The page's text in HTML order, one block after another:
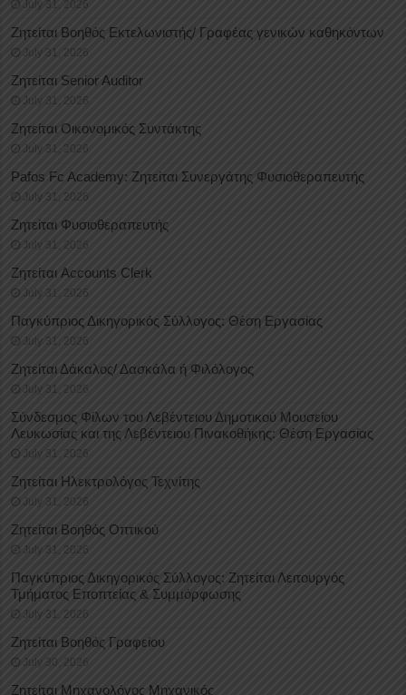
July 31, 2026
Ζητείται Βοηθός Εκτελωνιστής/ Γραφέας γενικών καθηκόντων
July 31, 2026
Ζητείται Senior Auditor
July 31, 2026
Ζητείται Οικονομικός Συντάκτης
July 31, 2026
Pafos Fc Academy: Ζητείται Συνεργάτης Φυσιοθεραπευτής
July 31, 2026
Ζητείται Φυσιοθεραπευτής
July 31, 2026
Ζητείται Accounts Clerk
July 31, 2026
Παγκύπριος Δικηγορικός Σύλλογος: Θέση Εργασίας
July 31, 2026
Ζητείται Δάκαλος/ Δασκάλα ή Φιλόλογος
July 31, 2026
Σύνδεσμος Φίλων του Λεβέντειου Δημοτικού Μουσείου
Λευκωσίας και της Λεβέντειου Πινακοθήκης: Θέση Εργασίας
July 31, 2026
Ζητείται Ηλεκτρολόγος Τεχνίτης
July 31, 2026
Ζητείται Βοηθός Οπτικού
July 31, 2026
Παγκύπριος Δικηγορικός Σύλλογος: Ζητείται Λειτουργός
Τμήματος Εποπτείας & Συμμόρφωσης
July 31, 2026
Ζητείται Βοηθός Γραφείου
July 30, 2026
Ζητείται Μηχανολόγος Μηχανικός